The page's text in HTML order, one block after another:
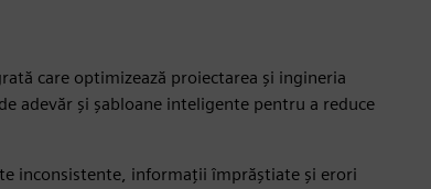
care optimizează proiectarea și ingineria
adevăr și șabloane inteligente pentru a reduce
inconsistente, informații împrăștiate și erori